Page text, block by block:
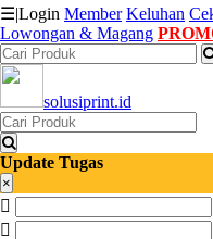
Katalog
Produk
Petugas
Riwayat
☰|Login Member Keluhan
Lowongan & Magang
solusiprint.id
Update Tugas
×